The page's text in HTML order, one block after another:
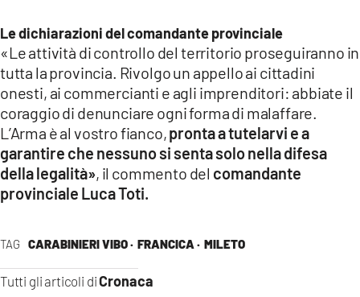
TAG CARABINIERI VIBO · FRANCICA · MILETO
Tutti gli articoli diCronaca
Le dichiarazioni del comandante provinciale
«Le attività di controllo del territorio proseguiranno in
tutta la provincia. Rivolgo un appello ai cittadini
onesti, ai commercianti e agli imprenditori: abbiate il
coraggio di denunciare ogni forma di malaffare.
L’Arma è al vostro fianco,pronta a tutelarvi e a
garantire che nessuno si senta solo nella difesa
della legalità», il commento del comandante
provinciale Luca Toti.